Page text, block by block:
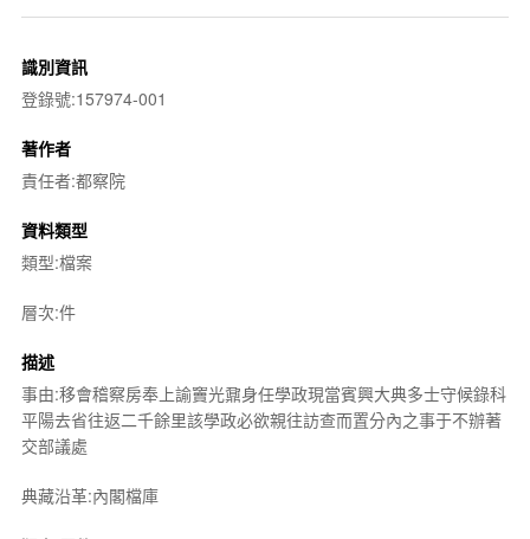
識別資訊
登錄號:157974-001
著作者
責任者:都察院
資料類型
類型:檔案
層次:件
描述
事由:移會稽察房奉上諭竇光鼐身任學政現當賓興大典多士守候錄科
平陽去省往返二千餘里該學政必欲親往訪查而置分內之事于不辦著
交部議處
典藏沿革:內閣檔庫